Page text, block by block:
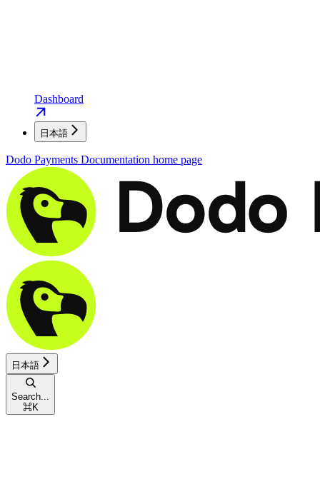
Dashboard
日本語
Dodo Payments Documentation home page
日本語
Search...
⌘K